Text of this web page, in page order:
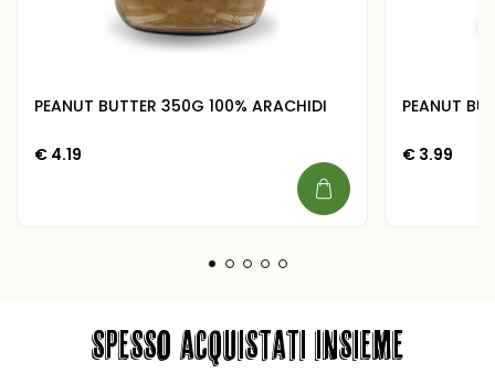
PEANUT BUTTER 350G 100% ARACHIDI
€ 4.19
PEANUT
€ 3.99
SPESSO ACQUISTATI INSIEME